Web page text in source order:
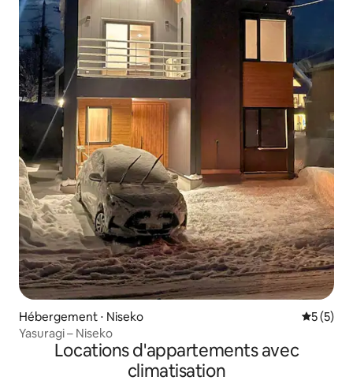
Hébergement ⋅ Niseko
5 (5)
Yasuragi – Niseko
Locations d'appartements avec
climatisation